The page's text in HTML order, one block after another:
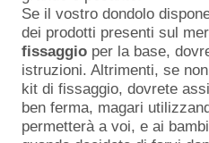
Se il vostro dondolo
dei prodotti presenti sul
fissaggio per la base,
istruzioni. Altrimenti, se
kit di fissaggio, dovrete
ben ferma, magari
permetterà a voi, e ai